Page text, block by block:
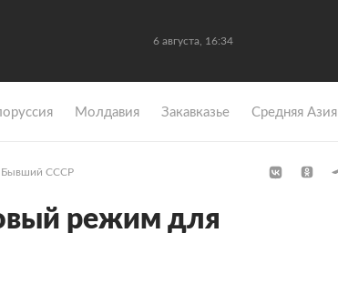
6 августа, 16:34
Молдавия Закавказье Средняя Азия
Бывший СССР
режим для